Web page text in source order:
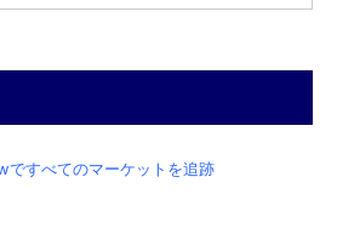
ですべてのマーケットを追跡